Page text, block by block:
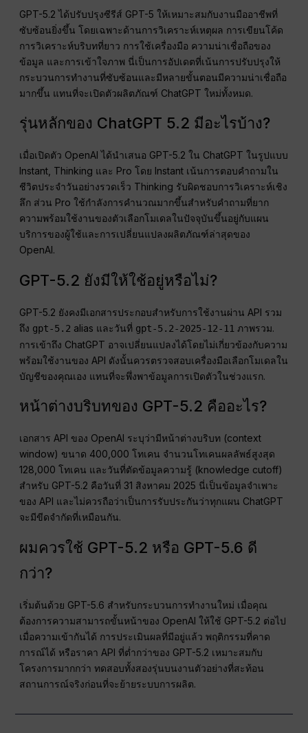
GPT-5.2 ได้ปรับปรุงซีรีส์ GPT-5 ให้เหมาะสมกับงานมืออาชีพที่
ซับซ้อนยิ่งขึ้น โดยเฉพาะด้านการวิเคราะห์เหตุผล การเขียนโค้ด
การวิเคราะห์บริบทที่ยาว การใช้เครื่องมือ ความน่าเชื่อถือของ
ข้อมูล และการเข้าใจภาพ นี่เป็นการอัปเดตที่เน้นการปรับปรุงให้
กระบวนการทำงานที่ซับซ้อนและมีหลายขั้นตอนมีความน่าเชื่อถือ
มากขึ้น แทนที่จะเปิดตัวผลิตภัณฑ์ ChatGPT ใหม่ทั้งหมด.
รุ่นหลักของ ChatGPT 5.2 มีอะไรบ้าง?
เมื่อเปิดตัว OpenAI ได้นำเสนอ GPT-5.2 ใน ChatGPT ในรูปแบบ
Instant, Thinking และ Pro โดย Instant เน้นการตอบคำถามใน
ชีวิตประจำวันอย่างรวดเร็ว Thinking รับผิดชอบการวิเคราะห์เชิง
ลึก ส่วน Pro ใช้กำลังการคำนวณมากขึ้นสำหรับคำถามที่ยาก
ความพร้อมใช้งานของตัวเลือกโมเดลในปัจจุบันขึ้นอยู่กับแผน
บริการของผู้ใช้และการเปลี่ยนแปลงผลิตภัณฑ์ล่าสุดของ
OpenAI.
GPT-5.2 ยังมีให้ใช้อยู่หรือไม่?
GPT-5.2 ยังคงมีเอกสารประกอบสำหรับการใช้งานผ่าน API รวม
ถึง gpt-5.2 alias และวันที่ gpt-5.2-2025-12-11 ภาพรวม.
การเข้าถึง ChatGPT อาจเปลี่ยนแปลงได้โดยไม่เกี่ยวข้องกับความ
พร้อมใช้งานของ API ดังนั้นควรตรวจสอบเครื่องมือเลือกโมเดลใน
บัญชีของคุณเอง แทนที่จะพึ่งพาข้อมูลการเปิดตัวในช่วงแรก.
หน้าต่างบริบทของ GPT-5.2 คืออะไร?
เอกสาร API ของ OpenAI ระบุว่ามีหน้าต่างบริบท (context
window) ขนาด 400,000 โทเคน จำนวนโทเคนผลลัพธ์สูงสุด
128,000 โทเคน และวันที่ตัดข้อมูลความรู้ (knowledge cutoff)
สำหรับ GPT-5.2 คือวันที่ 31 สิงหาคม 2025 นี่เป็นข้อมูลจำเพาะ
ของ API และไม่ควรถือว่าเป็นการรับประกันว่าทุกแผน ChatGPT
จะมีขีดจำกัดที่เหมือนกัน.
ผมควรใช้ GPT-5.2 หรือ GPT-5.6 ดี
กว่า?
เริ่มต้นด้วย GPT-5.6 สำหรับกระบวนการทำงานใหม่ เมื่อคุณ
ต้องการความสามารถขั้นหน้าของ OpenAI ให้ใช้ GPT-5.2 ต่อไป
เมื่อความเข้ากันได้ การประเมินผลที่มีอยู่แล้ว พฤติกรรมที่คาด
การณ์ได้ หรือราคา API ที่ต่ำกว่าของ GPT-5.2 เหมาะสมกับ
โครงการมากกว่า ทดสอบทั้งสองรุ่นบนงานตัวอย่างที่สะท้อน
สถานการณ์จริงก่อนที่จะย้ายระบบการผลิต.